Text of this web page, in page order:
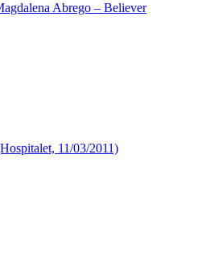
Abrego – Believer
11/03/2011)